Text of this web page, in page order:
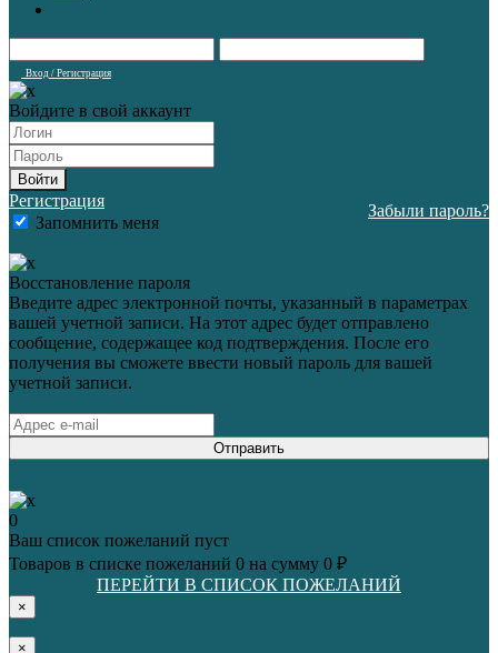
Вход / Регистрация
Войдите в свой аккаунт
Войти
Регистрация
Запомнить меня
Забыли пароль?
Восстановление пароля
Введите адрес электронной почты, указанный в параметрах
вашей учетной записи. На этот адрес будет отправлено
сообщение, содержащее код подтверждения. После его
получения вы сможете ввести новый пароль для вашей
учетной записи.
Отправить
0
Ваш список пожеланий пуст
Товаров в списке пожеланий 0 на сумму 0 ₽
ПЕРЕЙТИ В СПИСОК ПОЖЕЛАНИЙ
×
×